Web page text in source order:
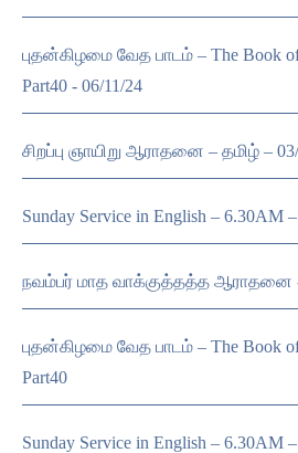
புதன்கிழமை வேத பாடம் – The Book
Part40 - 06/11/24
சிறப்பு ஞாயிறு ஆராதனை – தமிழ் –
Sunday Service in English – 6.30AM
நவம்பர் மாத வாக்குத்தத்த ஆராதனை -
புதன்கிழமை வேத பாடம் – The Book
Part40
Sunday Service in English – 6.30AM